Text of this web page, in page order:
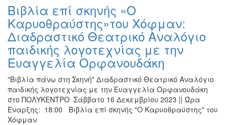
Βιβλία επί σκηνής «Ο
Καρυοθραύστης»του Χόφμαν:
Διαδραστικό Θεατρικό Αναλόγιο
παιδικής λογοτεχνίας με την
Ευαγγελία Ορφανουδάκη
"Βιβλία πάνω στη Σκηνή" Διαδραστικό Θεατρικό Αναλόγιο
παιδικής λογοτεχνίας με την Ευαγγελία Ορφανουδάκη
στο ΠΟΛΥΚΕΝΤΡΟ Σάββατο 16 Δεκεμβρίου 2023 || Ώρα
Έναρξης: 18:00 Βιβλία επί σκηνής "Ο Καρυοθραύστης" του
Χόφμαν